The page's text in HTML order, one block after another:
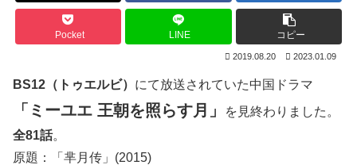
Pocket LINE コピー
2019.08.20 2023.01.09
BS12（トゥエルビ） にて放送されていた中国ドラマ
「ミーユエ 王朝を照らす月」
を見終わりました。
全81話。
原題：「芈月传」(2015)